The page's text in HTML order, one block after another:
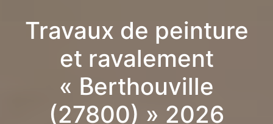
Travaux de peinture
et ravalement
« Berthouville
(27800) » 2026